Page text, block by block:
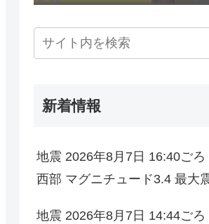
新着情報
地震 2026年8月7日 16:40ごろ
西部 マグニチュード3.4 最大
地震 2026年8月7日 14:44ごろ